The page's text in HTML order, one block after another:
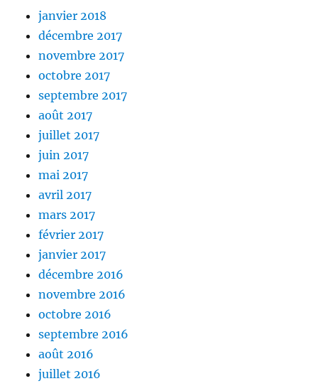
janvier 2018
décembre 2017
novembre 2017
octobre 2017
septembre 2017
août 2017
juillet 2017
juin 2017
mai 2017
avril 2017
mars 2017
février 2017
janvier 2017
décembre 2016
novembre 2016
octobre 2016
septembre 2016
août 2016
juillet 2016